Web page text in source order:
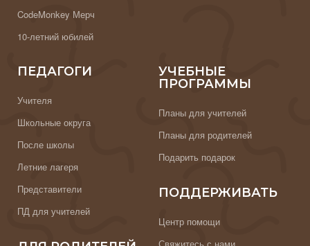
CodeMonkey Мерч
10-летний юбилей
ПЕДАГОГИ
Учителя
Школьные округа
После школы
Летние лагеря
Представители
ПД для учителей
УЧЕБНЫЕ
ПРОГРАММЫ
Планы для учителей
Планы для родителей
Подарить подарок
ПОДДЕРЖИВАТЬ
Центр помощи